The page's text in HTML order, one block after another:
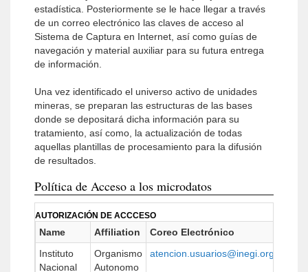
estadística. Posteriormente se le hace llegar a través
de un correo electrónico las claves de acceso al
Sistema de Captura en Internet, así como guías de
navegación y material auxiliar para su futura entrega
de información.
Una vez identificado el universo activo de unidades
mineras, se preparan las estructuras de las bases
donde se depositará dicha información para su
tratamiento, así como, la actualización de todas
aquellas plantillas de procesamiento para la difusión
de resultados.
Política de Acceso a los microdatos
AUTORIZACIÓN DE ACCCESO
Name Affiliation Coreo Electrónico
Instituto
Nacional
Organismo
Autonomo
atencion.usuarios@inegi.org.mx